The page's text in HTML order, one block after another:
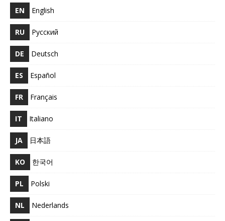
EN English
RU Русский
DE Deutsch
ES Español
FR Français
IT Italiano
JA 日本語
KO 한국어
PL Polski
NL Nederlands